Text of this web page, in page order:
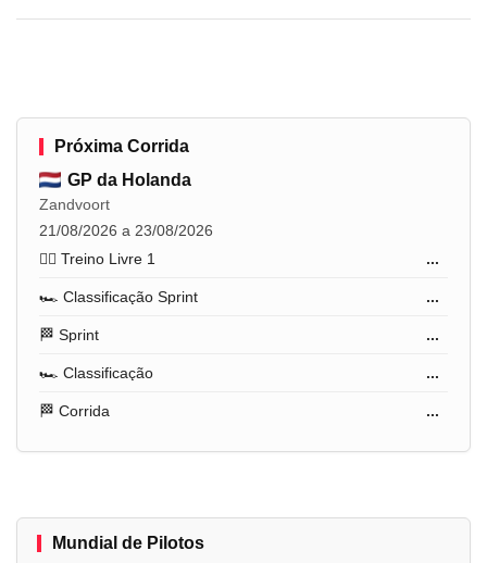
Próxima Corrida
GP da Holanda
Zandvoort
21/08/2026 a 23/08/2026
🏋️‍♂️ Treino Livre 1
...
🏎️ Classificação Sprint ...
🏁 Sprint ...
🏎️ Classificação ...
🏁 Corrida ...
Mundial de Pilotos